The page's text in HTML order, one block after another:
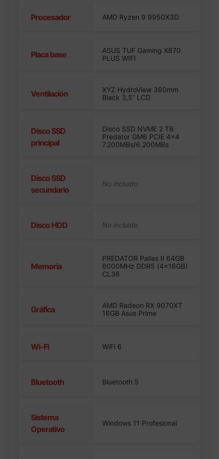
Procesador AMD Ryzen 9 9950X3D
Placa base
ASUS TUF Gaming X870
PLUS WIFI
Ventilación
XYZ HydroView 360mm
Black 3,5” LCD
Disco SSD
principal
Disco SSD NVME 2 TB
Predator GM6 PCIE 4×4
7.200MBs/6.200MBs
Disco SSD
secundario
Disco HDD
Memoria
PREDATOR Pallas II 64GB
6000MHz DDR5 (4x16GB)
CL36
Gráfica
AMD Radeon RX 9070XT
16GB Asus Prime
Wi-Fi WiFi 6
Bluetooth Bluetooth 5
Sistema
Operativo
Windows 11 Profesional